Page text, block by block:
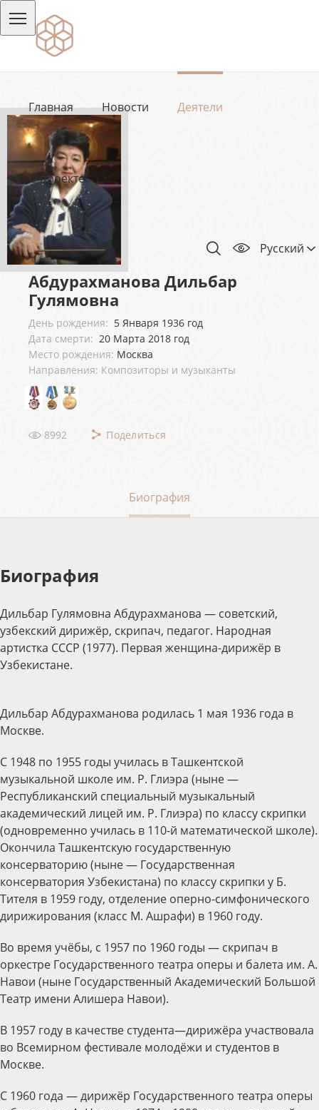
Главная Новости Деятели
О проекте
Русский
Абдурахманова Дильбар
Гулямовна
День рождения: 5 Января 1936 год
Дата смерти: 20 Марта 2018 год
Место рождения: Москва
Направления: Композиторы и музыканты
8992 Поделиться
Биография
Биография
Дильбар Гулямовна Абдурахманова — советский,
узбекский дирижёр, скрипач, педагог. Народная
артистка СССР (1977). Первая женщина-дирижёр в
Узбекистане.
Дильбар Абдурахманова родилась 1 мая 1936 года в
Москве.
С 1948 по 1955 годы училась в Ташкентской
музыкальной школе им. Р. Глиэра (ныне —
Республиканский специальный музыкальный
академический лицей им. Р. Глиэра) по классу скрипки
(одновременно училась в 110-й математической школе).
Окончила Ташкентскую государственную
консерваторию (ныне — Государственная
консерватория Узбекистана) по классу скрипки у Б.
Тителя в 1959 году, отделение оперно-симфонического
дирижирования (класс М. Ашрафи) в 1960 году.
Во время учёбы, с 1957 по 1960 годы — скрипач в
оркестре Государственного театра оперы и балета им. А.
Навои (ныне Государственный Академический Большой
Театр имени Алишера Навои).
В 1957 году в качестве студента—дирижёра участвовала
во Всемирном фестивале молодёжи и студентов в
Москве.
С 1960 года — дирижёр Государственного театра оперы